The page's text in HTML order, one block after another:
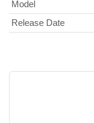
Model
Release Date